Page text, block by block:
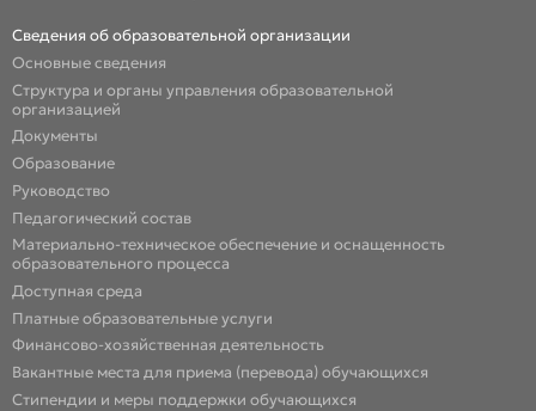
Сведения об образовательной организации
Основные сведения
Структура и органы управления образовательной
организацией
Документы
Образование
Руководство
Педагогический состав
Материально-техническое обеспечение и оснащенность
образовательного процесса
Доступная среда
Платные образовательные услуги
Финансово-хозяйственная деятельность
Вакантные места для приема (перевода) обучающихся
Стипендии и меры поддержки обучающихся